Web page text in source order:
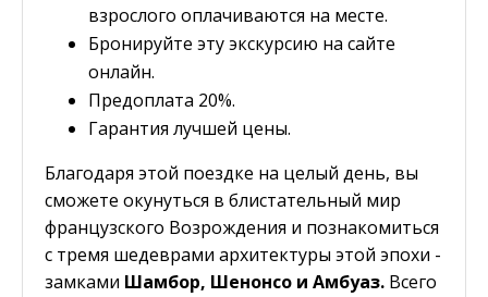
взрослого оплачиваются на месте.
Бронируйте эту экскурсию на сайте
онлайн.
Предоплата 20%.
Гарантия лучшей цены.
Благодаря этой поездке на целый день, вы
сможете окунуться в блистательный мир
французского Возрождения и познакомиться
с тремя шедеврами архитектуры этой эпохи -
замками Шамбор, Шенонсо и Амбуаз. Всего